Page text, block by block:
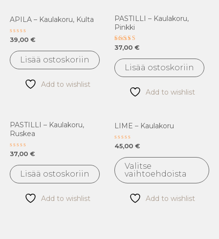
APILA – Kaulakoru, Kulta
Arvostelu
tuotteesta:
/
5
39,00 €
Lisää ostoskoriin
Add to wishlist
PASTILLI – Kaulakoru,
Pinkki
Arvostelu
tuotteesta:
4.00
/ 5
37,00 €
Lisää ostoskoriin
Add to wishlist
PASTILLI – Kaulakoru,
Ruskea
Arvostelu
tuotteesta:
/
5
37,00 €
Lisää ostoskoriin
Add to wishlist
LIME – Kaulakoru
Arvostelu
tuotteesta:
/
5
45,00 €
Valitse
vaihtoehdoista
Add to wishlist